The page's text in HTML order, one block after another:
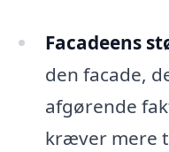
Facadeens
den facade,
afgørende
kræver mere